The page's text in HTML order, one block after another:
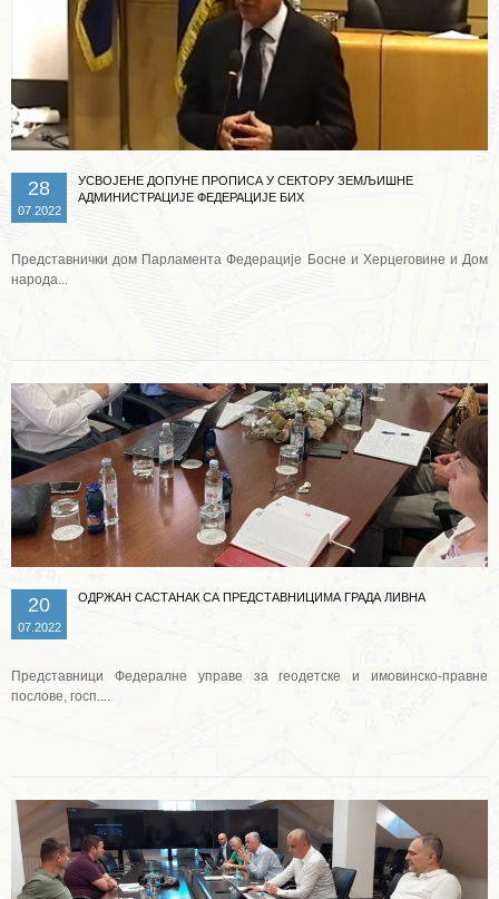
28
07.2022
УСВОЈЕНЕ ДОПУНЕ ПРОПИСА У СЕКТОРУ ЗЕМЉИШНЕ
АДМИНИСТРАЦИЈЕ ФЕДЕРАЦИЈЕ БИХ
Представнички дом Парламента Федерације Босне и Херцеговине и Дом
народа...
20
07.2022
ОДРЖАН САСТАНАК СА ПРЕДСТАВНИЦИМА ГРАДА ЛИВНА
Представници Федералне управе за геодетске и имовинско-правне
послове, госп....